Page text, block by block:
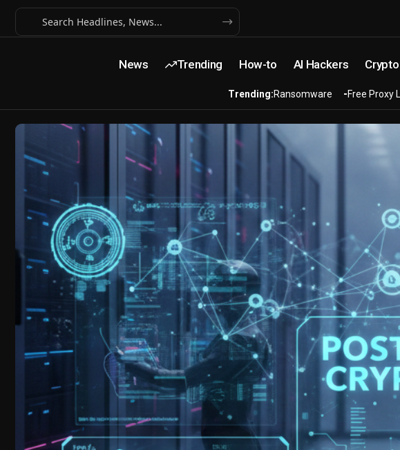
News Trending How-to AI Hackers Crypto
Trending:Ransomware Free Proxy